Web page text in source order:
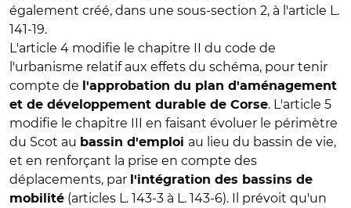
également créé, dans une sous-section 2, à l'article L.
141-19.
L'article 4 modifie le chapitre II du code de
l'urbanisme relatif aux effets du schéma, pour tenir
compte de
l'approbation du plan d'aménagement
et de développement durable de Corse. L'article 5
modifie le chapitre III en faisant évoluer le périmètre
du Scot au bassin d'emploi au lieu du bassin de vie,
et en renforçant la prise en compte des
déplacements, par l'intégration des bassins de
mobilité (articles L. 143-3 à L. 143-6). Il prévoit qu'un